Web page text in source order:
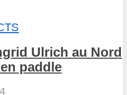
Ulrich au Nord
paddle